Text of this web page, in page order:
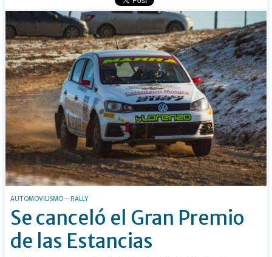
AUTOMOVILISMO – RALLY
Se canceló el Gran Premio
de las Estancias